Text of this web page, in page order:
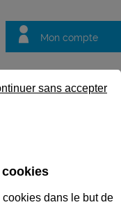
Mon compte
questions
Formation certifiante
dans le but de
sans accepter